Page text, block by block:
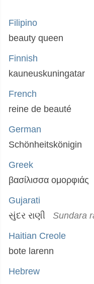
Filipino
beauty queen
Finnish
kauneuskuningatar
French
reine de beauté
German
Schönheitskönigin
Greek
βασίλισσα ομορφιάς
Gujarati
સુંદર રાણી
Sundara
Haitian Creole
bote larenn
Hebrew